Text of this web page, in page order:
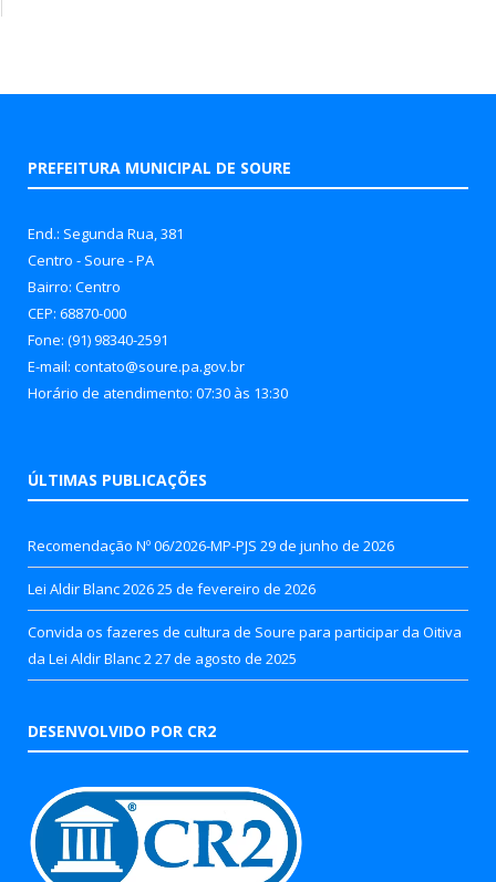
PREFEITURA MUNICIPAL DE SOURE
End.: Segunda Rua, 381
Centro - Soure - PA
Bairro: Centro
CEP: 68870-000
Fone: (91) 98340-2591
E-mail: contato@soure.pa.gov.br
Horário de atendimento: 07:30 às 13:30
ÚLTIMAS PUBLICAÇÕES
Recomendação Nº 06/2026-MP-PJS 29 de junho de 2026
Lei Aldir Blanc 202625 de fevereiro de 2026
Convida os fazeres de cultura de Soure para participar da Oitiva
da Lei Aldir Blanc 2 27 de agosto de 2025
DESENVOLVIDO POR CR2